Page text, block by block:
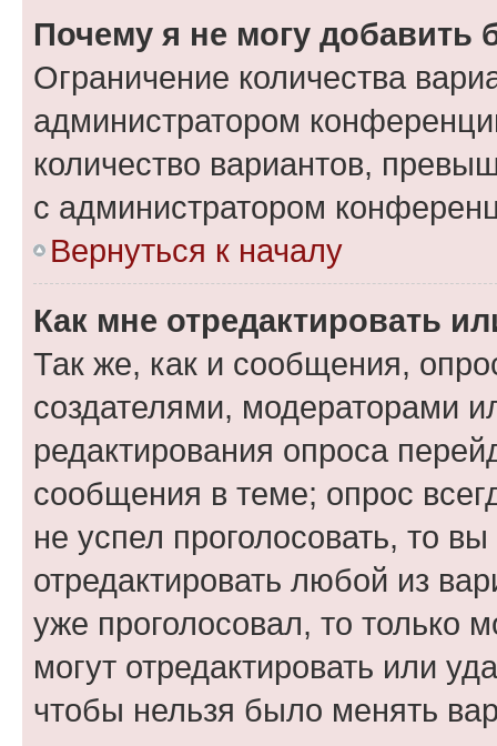
Почему я не могу добавить
Ограничение количества
администратором
количество вариантов,
с администратором
Вернуться к началу
Как мне отредактировать
Так же, как и сообщения,
создателями, модераторами
редактирования опроса
сообщения в теме; опрос
не успел проголосовать, то
отредактировать любой из
уже проголосовал, то только
могут отредактировать или
чтобы нельзя было менять